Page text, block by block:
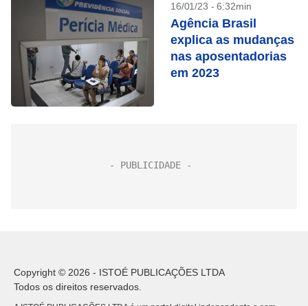
16/01/23 - 6:32min
Agência Brasil
explica as mudanças
nas aposentadorias
em 2023
Copyright © 2026 - ISTOÉ PUBLICAÇÕES LTDA
Todos os direitos reservados.